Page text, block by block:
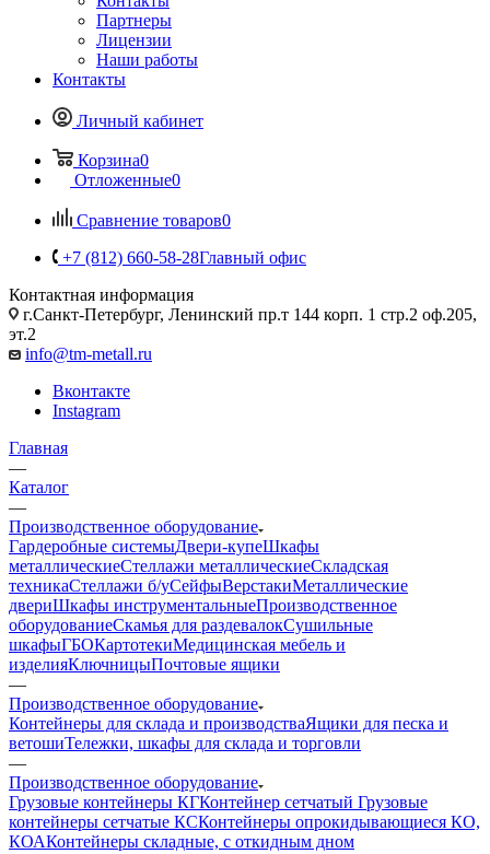
Партнеры
Лицензии
Наши работы
Контакты
Личный кабинет
Корзина0
Отложенные0
Сравнение товаров0
+7 (812) 660-58-28Главный офис
Контактная информация
г.Санкт-Петербург, Ленинский пр.т 144 корп. 1 стр.2 оф.205,
эт.2
info@tm-metall.ru
Вконтакте
Instagram
Главная
—
Каталог
—
Производственное оборудование
Гардеробные системыДвери-купеШкафы
металлическиеСтеллажи металлическиеСкладская
техникаСтеллажи б/уСейфыВерстакиМеталлические
двериШкафы инструментальныеПроизводственное
оборудованиеСкамья для раздевалокСушильные
шкафыГБОКартотекиМедицинская мебель и
изделияКлючницыПочтовые ящики
—
Производственное оборудование
Контейнеры для склада и производстваЯщики для песка и
ветошиТележки, шкафы для склада и торговли
—
Производственное оборудование
Грузовые контейнеры КГКонтейнер сетчатый Грузовые
контейнеры сетчатые КСКонтейнеры опрокидывающиеся КО,
КОАКонтейнеры складные, с откидным дном